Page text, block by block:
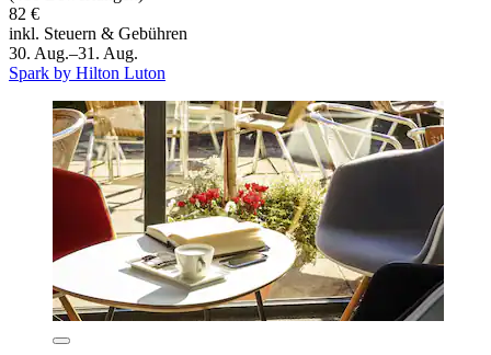
82 €
inkl. Steuern & Gebühren
30. Aug.–31. Aug.
Spark by Hilton Luton